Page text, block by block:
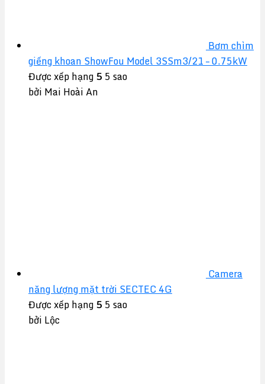
Bơm chìm
giếng khoan ShowFou Model 3SSm3/21 – 0.75kW
Được xếp hạng5 5 sao
bởi Mai Hoài An
Camera
năng lượng mặt trời SECTEC 4G
Được xếp hạng5 5 sao
bởi Lộc